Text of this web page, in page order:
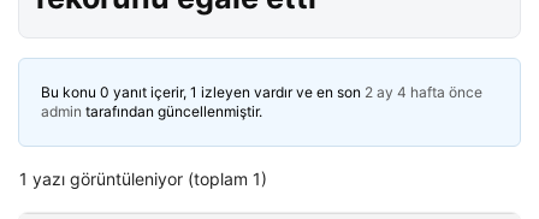
Bu konu 0 yanıt içerir, 1 izleyen vardır ve en son 2 ay 4 hafta önce
admin tarafından güncellenmiştir.
1 yazı görüntüleniyor (toplam 1)